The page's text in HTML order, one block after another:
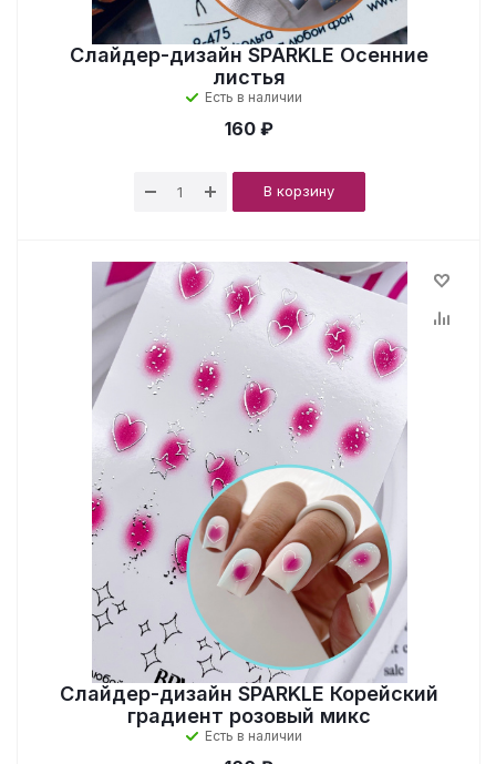
Слайдер-дизайн SPARKLE Осенние
листья
Есть в наличии
160 ₽
В корзину
Слайдер-дизайн SPARKLE Корейский
градиент розовый микс
Есть в наличии